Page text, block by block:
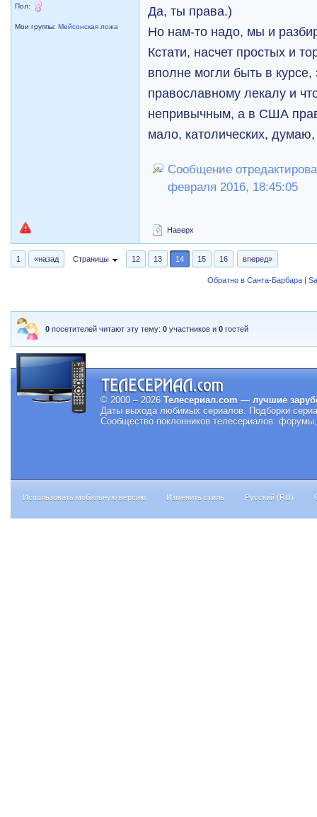
Пол:
Мои группы:Мейсонская ложа
Да, ты права.)
Но нам-то надо, мы и
Кстати, насчет простых и
вполне могли быть в
православному лекалу и
непривычным, а в США
мало, католических,
Сообщение
февраля 2016, 18:45:05
Наверх
1 «назад Страницы 12 13 14 15 16 вперед»
Обратно в Санта-Барбара |
0 посетителей читают эту тему:0 участников и0 гостей
© 2000 – 2026 Телесериал.com — лучшие
Даты выхода любимых сериалов. Подборки
Сообщество поклонников телесериалов:
Использовать мобильную версию Изменить стиль Русский (RU)